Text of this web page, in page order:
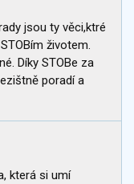
jsou ty věci,ktré
životem.
Díky STOBe za
poradí a
která si umí